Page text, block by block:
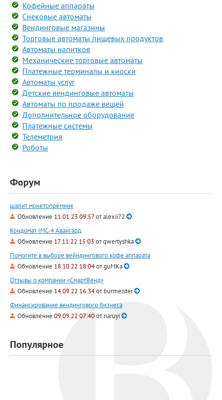
Кофейные аппараты
Снековые автоматы
Вендинговые магазины
Торговые автоматы пищевых продуктов
Автоматы напитков
Механические торговые автоматы
Платежные терминалы и киоски
Автоматы услуг
Детские вендинговые автоматы
Автоматы по продаже вещей
Дополнительное оборудование
Платежные системы
Телеметрия
Роботы
Форум
шалит монетопрёмник
Обновление 11.01.23 09:57отalexii72
Кондомат IMC-4 Авангард
Обновление 17.11.22 15:03 отqwertyshka
Помогите в выборе вейндингового кофе аппарата
Обновление 18.10.22 18:04отguMKa
Отзывы о компании «СмартВенд»
Обновление 14.09.22 16:34отburmeister
Финансирование вендингового бизнеса
Обновление 09.09.22 07:40отnaruyi
Популярное